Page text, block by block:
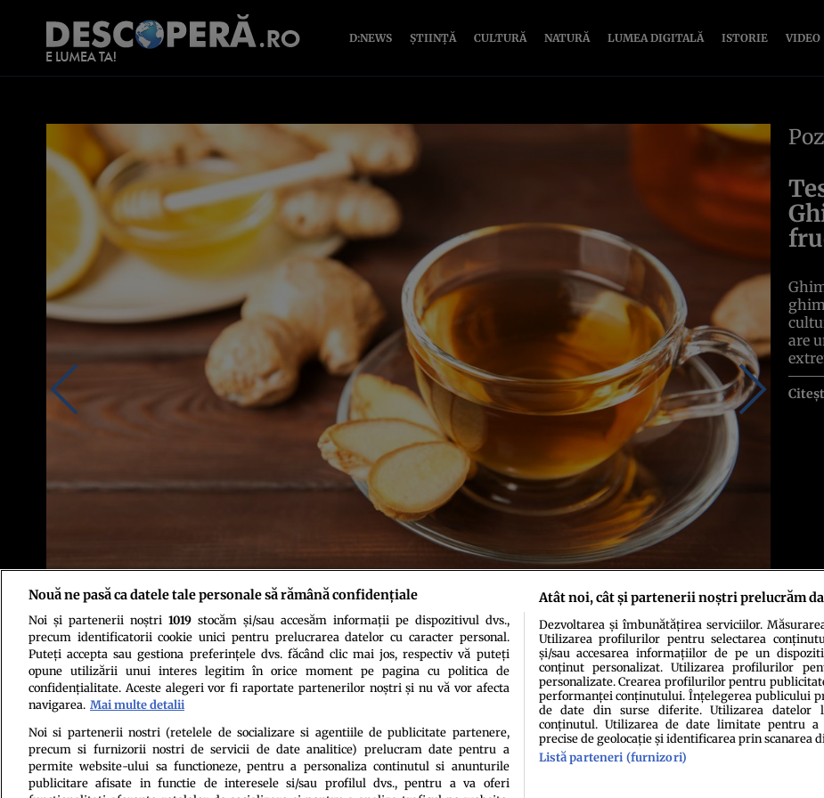
D:NEWS ȘTIINȚĂ CULTURĂ NATURĂ LUMEA DIGITALĂ ISTORIE VIDEO
Foto: Shutterstock
are
Politica de confidenţialitatePolitica de cookiesTermeni şi condiţiiEchipa redacțională
Nouă ne pasă ca datele tale personale să rămână confidențiale
Noi și partenerii noștri 1019stocăm și/sau accesăm informații pe dispozitivul dvs.,
precum identificatorii cookie unici pentru prelucrarea datelor cu caracter personal.
Puteți accepta sau gestiona preferințele dvs. făcând clic mai jos, respectiv vă puteți
opune utilizării unui interes legitim în orice moment pe pagina cu politica de
confidențialitate. Aceste alegeri vor fi raportate partenerilor noștri și nu vă vor afecta
navigarea. Mai multe detalii
Noi si partenerii nostri (retelele de socializare si agentiile de publicitate partenere,
precum si furnizorii nostri de servicii de date analitice) prelucram date pentru a
permite website-ului sa functioneze, pentru a personaliza continutul si anunturile
publicitare afisate in functie de interesele si/sau profilul dvs., pentru a va oferi
Atât noi, cât și partenerii noștri prelucrăm
Dezvoltarea și îmbunătățirea serviciilor.
Utilizarea profilurilor pentru selectarea
și/sau accesarea informațiilor de pe un
conținut personalizat. Utilizarea profilurilor
personalizate. Crearea profilurilor pentru
performanței conținutului. Înțelegerea publicului
de date din surse diferite. Utilizarea datelor
conținutul. Utilizarea de date limitate pentru a
precise de geolocație și identificarea prin scanarea
Listă parteneri (furnizori)